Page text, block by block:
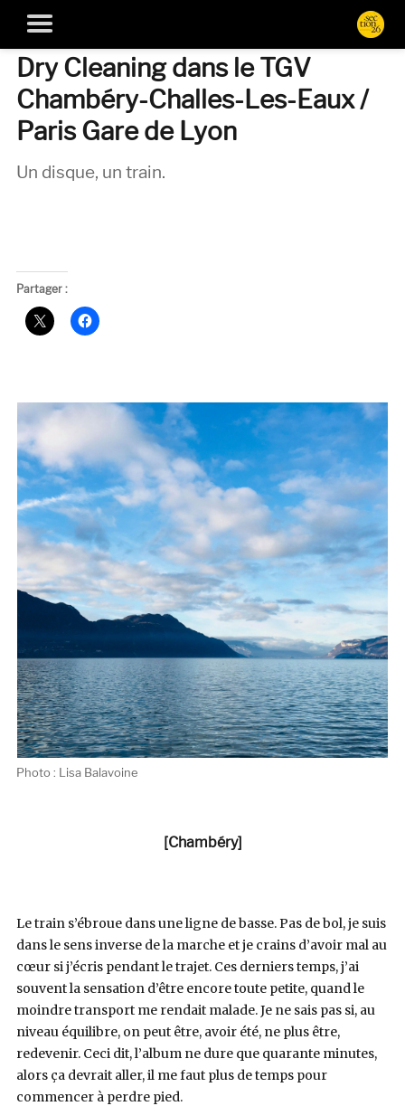
Dry Cleaning dans le TGV
Chambéry-Challes-Les-Eaux /
Paris Gare de Lyon
Un disque, un train.
Partager :
Photo : Lisa Balavoine
[Chambéry]
Le train s’ébroue dans une ligne de basse. Pas de bol, je suis
dans le sens inverse de la marche et je crains d’avoir mal au
cœur si j’écris pendant le trajet. Ces derniers temps, j’ai
souvent la sensation d’être encore toute petite, quand le
moindre transport me rendait malade. Je ne sais pas si, au
niveau équilibre, on peut être, avoir été, ne plus être,
redevenir. Ceci dit, l’album ne dure que quarante minutes,
alors ça devrait aller, il me faut plus de temps pour
commencer à perdre pied.